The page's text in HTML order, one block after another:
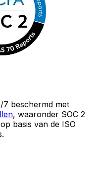
7 beschermd met
, waaronder SOC 2
basis van de ISO